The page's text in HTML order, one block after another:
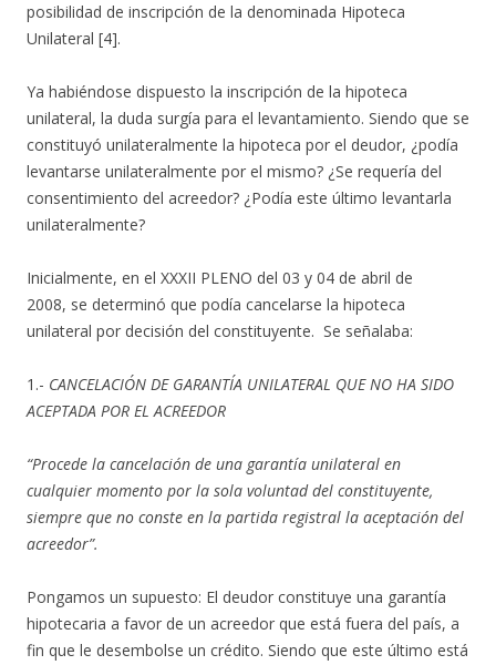
posibilidad de inscripción de la denominada Hipoteca
Unilateral [4].
Ya habiéndose dispuesto la inscripción de la hipoteca
unilateral, la duda surgía para el levantamiento. Siendo que se
constituyó unilateralmente la hipoteca por el deudor, ¿podía
levantarse unilateralmente por el mismo? ¿Se requería del
consentimiento del acreedor? ¿Podía este último levantarla
unilateralmente?
Inicialmente, en el XXXII PLENO del 03 y 04 de abril de
2008, se determinó que podía cancelarse la hipoteca
unilateral por decisión del constituyente. Se señalaba:
1.- CANCELACIÓN DE GARANTÍA UNILATERAL QUE NO HA SIDO
ACEPTADA POR EL ACREEDOR
“Procede la cancelación de una garantía unilateral en
cualquier momento por la sola voluntad del constituyente,
siempre que no conste en la partida registral la aceptación del
acreedor”.
Pongamos un supuesto: El deudor constituye una garantía
hipotecaria a favor de un acreedor que está fuera del país, a
fin que le desembolse un crédito. Siendo que este último está